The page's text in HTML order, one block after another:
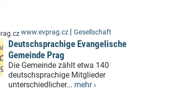
www.evprag.cz | Gesellschaft
Deutschsprachige Evangelische
Gemeinde Prag
Die Gemeinde zählt etwa 140
deutschsprachige Mitglieder
unterschiedlicher... mehr ›